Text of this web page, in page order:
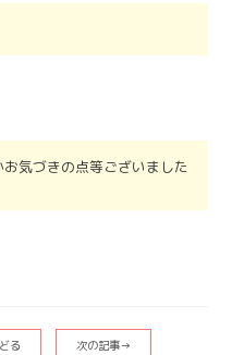
気づきの点等ございました
る 次の記事→